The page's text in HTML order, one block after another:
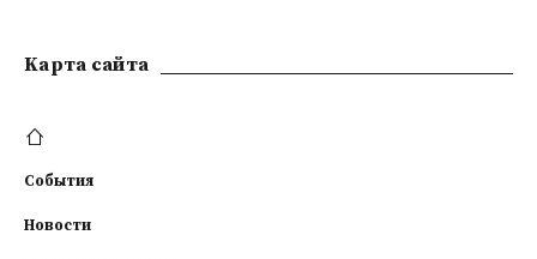
Kарта сайта
События
Новости